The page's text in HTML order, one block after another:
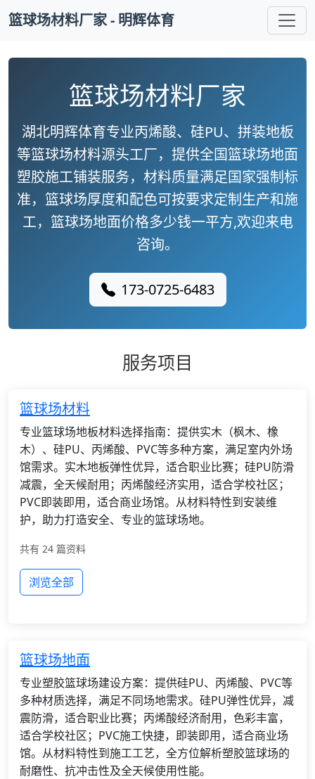
篮球场材料厂家 - 明辉体育
篮球场材料厂家
湖北明辉体育专业丙烯酸、硅PU、拼装地板
等篮球场材料源头工厂，提供全国篮球场地面
塑胶施工铺装服务，材料质量满足国家强制标
准，篮球场厚度和配色可按要求定制生产和施
工，篮球场地面价格多少钱一平方,欢迎来电
咨询。
173-0725-6483
服务项目
篮球场材料
专业篮球场地板材料选择指南：提供实木（枫木、橡
木）、硅PU、丙烯酸、PVC等多种方案，满足室内外场
馆需求。实木地板弹性优异，适合职业比赛；硅PU防滑
减震，全天候耐用；丙烯酸经济实用，适合学校社区；
PVC即装即用，适合商业场馆。从材料特性到安装维
护，助力打造安全、专业的篮球场地。
共有 24 篇资料
浏览全部
篮球场地面
专业塑胶篮球场建设方案：提供硅PU、丙烯酸、PVC等
多种材质选择，满足不同场地需求。硅PU弹性优异，减
震防滑，适合职业比赛；丙烯酸经济耐用，色彩丰富，
适合学校社区；PVC施工快捷，即装即用，适合商业场
馆。从材料特性到施工工艺，全方位解析塑胶篮球场的
耐磨性、抗冲击性及全天候使用性能。